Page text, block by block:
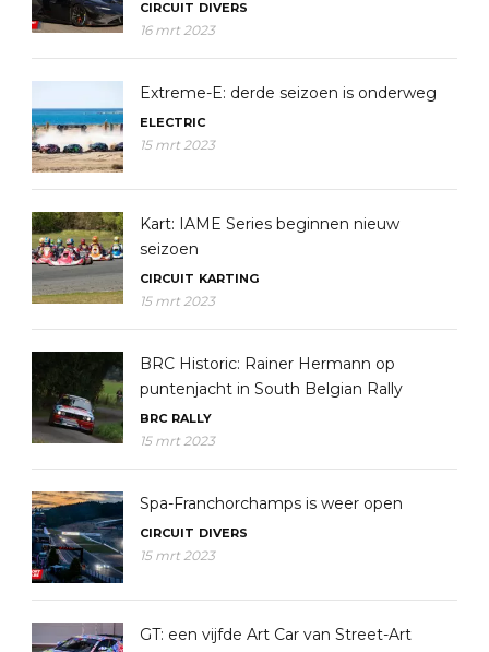
CIRCUIT DIVERS
16 mrt 2023
Extreme-E: derde seizoen is onderweg
ELECTRIC
15 mrt 2023
Kart: IAME Series beginnen nieuw
seizoen
CIRCUIT KARTING
15 mrt 2023
BRC Historic: Rainer Hermann op
puntenjacht in South Belgian Rally
BRC RALLY
15 mrt 2023
Spa-Franchorchamps is weer open
CIRCUIT DIVERS
15 mrt 2023
GT: een vijfde Art Car van Street-Art